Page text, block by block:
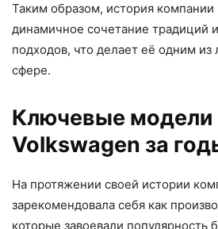
Таким образом, история компании
динамичное сочетание традиций
подходов, что делает её одним из
сфере.
Ключевые модели
Volkswagen за
На протяжении своей истории
зарекомендовала себя как
которые завоевали популярность